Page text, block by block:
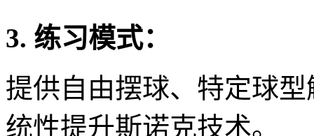
3. 练习模式：
提供自由摆球、特定球
统性提升斯诺克技术。